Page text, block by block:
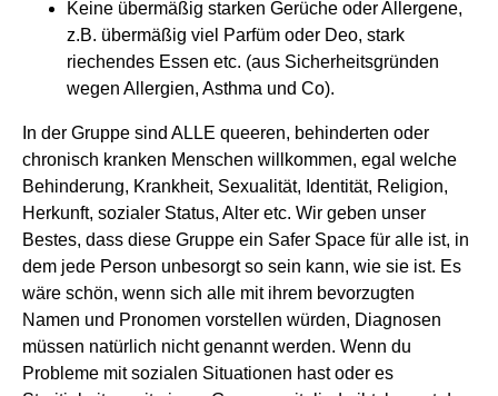
Keine übermäßig starken Gerüche oder Allergene,
z.B. übermäßig viel Parfüm oder Deo, stark
riechendes Essen etc. (aus Sicherheitsgründen
wegen Allergien, Asthma und Co).
In der Gruppe sind ALLE queeren, behinderten oder
chronisch kranken Menschen willkommen, egal welche
Behinderung, Krankheit, Sexualität, Identität, Religion,
Herkunft, sozialer Status, Alter etc. Wir geben unser
Bestes, dass diese Gruppe ein Safer Space für alle ist, in
dem jede Person unbesorgt so sein kann, wie sie ist. Es
wäre schön, wenn sich alle mit ihrem bevorzugten
Namen und Pronomen vorstellen würden, Diagnosen
müssen natürlich nicht genannt werden. Wenn du
Probleme mit sozialen Situationen hast oder es